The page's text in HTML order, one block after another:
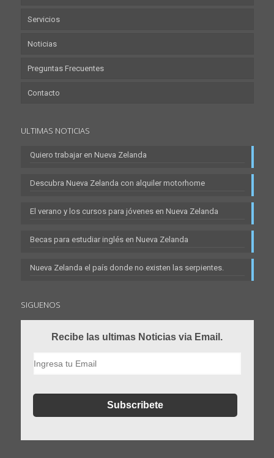
Servicios
Noticias
Preguntas Frecuentes
Contacto
ULTIMAS NOTICIAS
Quiero trabajar en Nueva Zelanda
Descubra Nueva Zelanda con alquiler motorhome
El verano y los cursos para jóvenes en Nueva Zelanda
Becas para estudiar inglés en Nueva Zelanda
Nueva Zelanda el país donde no existen las serpientes.
SIGUENOS
Recibe las ultimas Noticias via Email.